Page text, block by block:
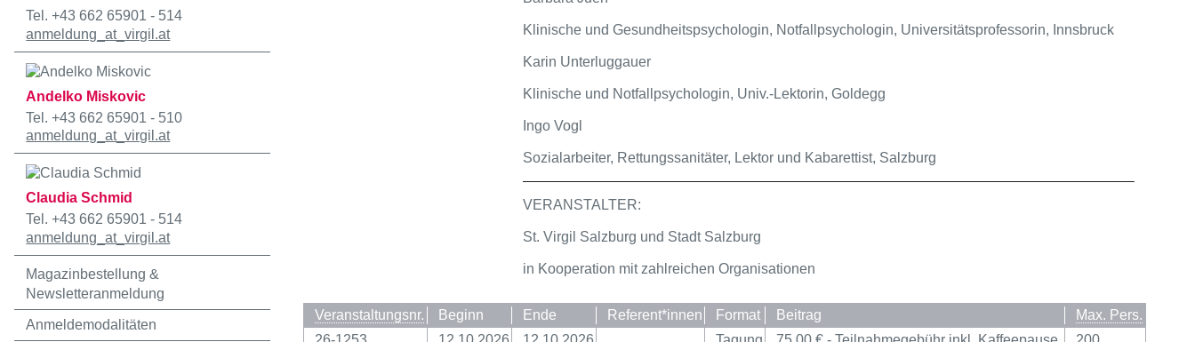
Klinische und Gesundheitspsychologin, Notfallpsychologin, Universitätsprofessorin, Innsbruck
Karin Unterluggauer
Klinische und Notfallpsychologin, Univ.-Lektorin, Goldegg
Ingo Vogl
Sozialarbeiter, Rettungssanitäter, Lektor und Kabarettist, Salzburg
VERANSTALTER:
St. Virgil Salzburg und Stadt Salzburg
in Kooperation mit zahlreichen Organisationen
Veranstaltungsnr. Beginn Ende Referent*innen Format Beitrag
Max. Pers.
Tel. +43 662 65901 - 514
anmeldung _at_virgil.at
Andelko Miskovic
Tel. +43 662 65901 - 510
anmeldung _at_virgil.at
Claudia Schmid
Tel. +43 662 65901 - 514
anmeldung _at_virgil.at
Magazinbestellung &
Newsletteranmeldung
Anmeldemodalitäten